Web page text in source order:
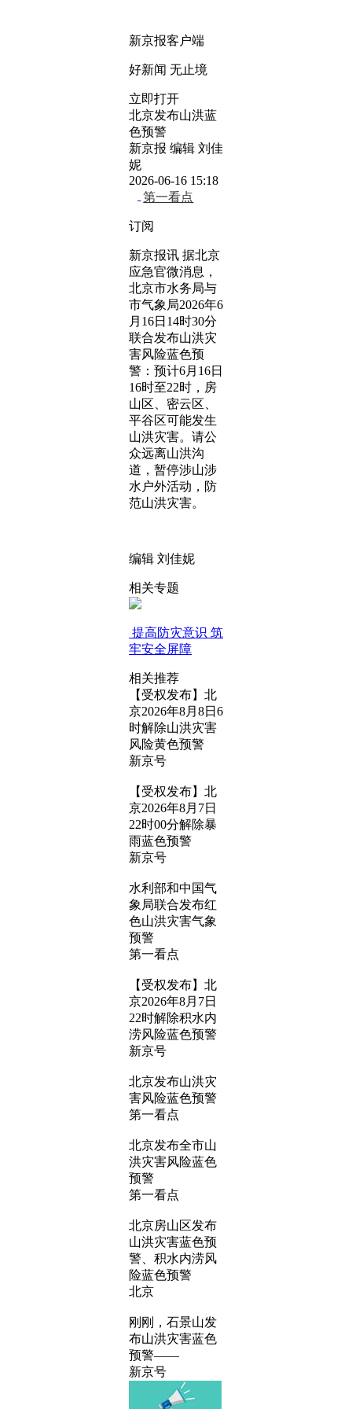
新京报客户端
好新闻 无止境
立即打开
北京发布山洪蓝
色预警
新京报 编辑 刘佳
妮
2026-06-16 15:18
第一看点
订阅
新京报讯 据北京
应急官微消息，
北京市水务局与
市气象局2026年6
月16日14时30分
联合发布山洪灾
害风险蓝色预
警：预计6月16日
16时至22时，房
山区、密云区、
平谷区可能发生
山洪灾害。请公
众远离山洪沟
道，暂停涉山涉
水户外活动，防
范山洪灾害。
编辑 刘佳妮
相关专题
提高防灾意识 筑
牢安全屏障
相关推荐
【受权发布】北
京2026年8月8日6
时解除山洪灾害
风险黄色预警
新京号
【受权发布】北
京2026年8月7日
22时00分解除暴
雨蓝色预警
新京号
水利部和中国气
象局联合发布红
色山洪灾害气象
预警
第一看点
【受权发布】北
京2026年8月7日
22时解除积水内
涝风险蓝色预警
新京号
北京发布山洪灾
害风险蓝色预警
第一看点
北京发布全市山
洪灾害风险蓝色
预警
第一看点
北京房山区发布
山洪灾害蓝色预
警、积水内涝风
险蓝色预警
北京
刚刚，石景山发
布山洪灾害蓝色
预警——
新京号